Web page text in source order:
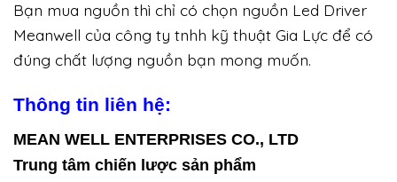
Bạn mua nguồn thì chỉ có chọn nguồn Led Driver
Meanwell của công ty tnhh kỹ thuật Gia Lực để có
đúng chất lượng nguồn bạn mong muốn.
Thông tin liên hệ:
MEAN WELL ENTERPRISES CO., LTD
Trung tâm chiến lược sản phẩm